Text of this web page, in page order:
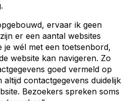
ervaar ik geen
er een aantal websites
je wél met een toetsenbord,
website kan navigeren. Zo
goed vermeld op
altijd contactgegevens duidelijk
Bezoekers spreken soms